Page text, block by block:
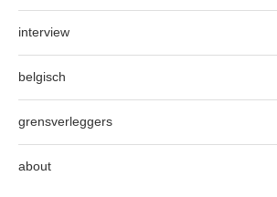
interview
belgisch
grensverleggers
about